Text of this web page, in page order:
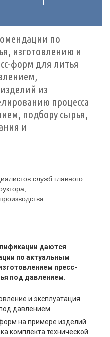
по
изготовлению и
форм для литья
из
процесса
подбору сырья,
и
служб главного
даются
по актуальным
пресс-
под давлением.
и эксплуатация
давлением.
на примере изделий
комплекта технической